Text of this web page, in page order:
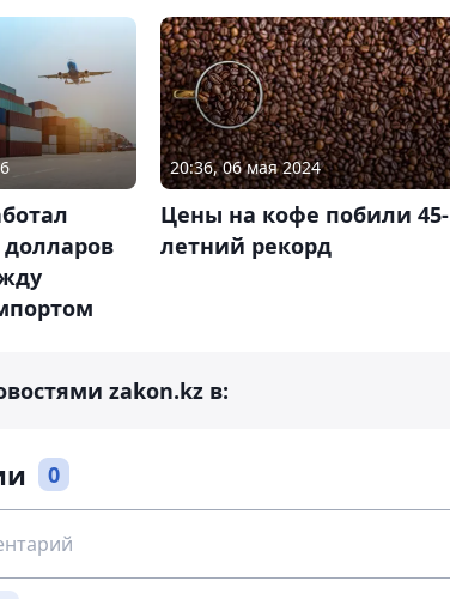
20:36, 06 мая 2024
Цены на кофе побили 45-
летний рекорд
zakon.kz в:
0